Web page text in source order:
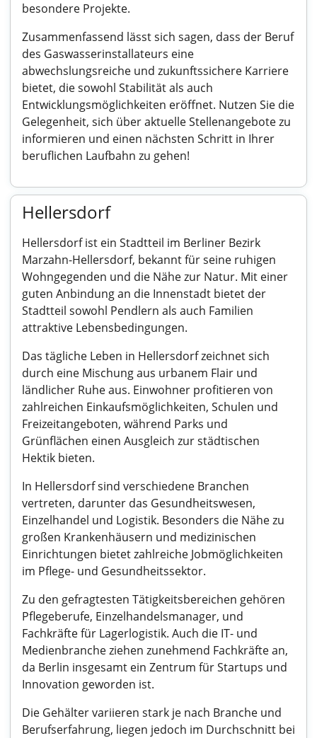
besondere Projekte.
Zusammenfassend lässt sich sagen, dass der Beruf
des Gaswasserinstallateurs eine
abwechslungsreiche und zukunftssichere Karriere
bietet, die sowohl Stabilität als auch
Entwicklungsmöglichkeiten eröffnet. Nutzen Sie die
Gelegenheit, sich über aktuelle Stellenangebote zu
informieren und einen nächsten Schritt in Ihrer
beruflichen Laufbahn zu gehen!
Hellersdorf
Hellersdorf ist ein Stadtteil im Berliner Bezirk
Marzahn-Hellersdorf, bekannt für seine ruhigen
Wohngegenden und die Nähe zur Natur. Mit einer
guten Anbindung an die Innenstadt bietet der
Stadtteil sowohl Pendlern als auch Familien
attraktive Lebensbedingungen.
Das tägliche Leben in Hellersdorf zeichnet sich
durch eine Mischung aus urbanem Flair und
ländlicher Ruhe aus. Einwohner profitieren von
zahlreichen Einkaufsmöglichkeiten, Schulen und
Freizeitangeboten, während Parks und
Grünflächen einen Ausgleich zur städtischen
Hektik bieten.
In Hellersdorf sind verschiedene Branchen
vertreten, darunter das Gesundheitswesen,
Einzelhandel und Logistik. Besonders die Nähe zu
großen Krankenhäusern und medizinischen
Einrichtungen bietet zahlreiche Jobmöglichkeiten
im Pflege- und Gesundheitssektor.
Zu den gefragtesten Tätigkeitsbereichen gehören
Pflegeberufe, Einzelhandelsmanager, und
Fachkräfte für Lagerlogistik. Auch die IT- und
Medienbranche ziehen zunehmend Fachkräfte an,
da Berlin insgesamt ein Zentrum für Startups und
Innovation geworden ist.
Die Gehälter variieren stark je nach Branche und
Berufserfahrung, liegen jedoch im Durchschnitt bei